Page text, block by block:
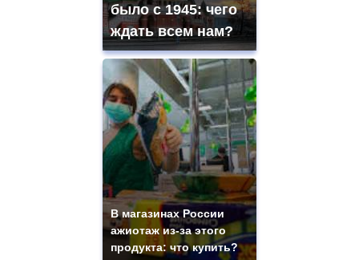
было с 1945: чего
ждать всем нам?
В магазинах России
ажиотаж из-за этого
продукта: что купить?